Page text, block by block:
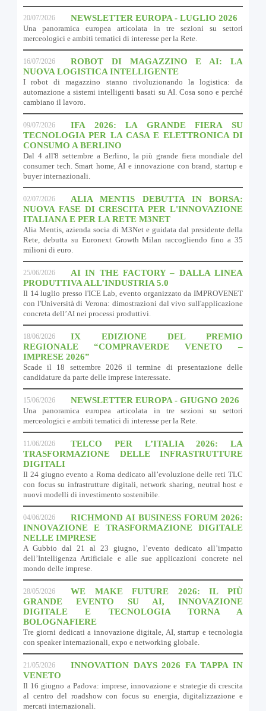
20/07/2026 NEWSLETTER EUROPA - LUGLIO 2026
Una panoramica europea articolata in tre sezioni su settori
merceologici e ambiti tematici di interesse per la Rete.
16/07/2026
ROBOT DI MAGAZZINO E AI: LA
NUOVA LOGISTICA INTELLIGENTE
I robot di magazzino stanno rivoluzionando la logistica: da
automazione a sistemi intelligenti basati su AI. Cosa sono e perché
cambiano il lavoro.
09/07/2026
IFA 2026: LA GRANDE FIERA SU
TECNOLOGIA PER LA CASA E ELETTRONICA DI
CONSUMO A BERLINO
Dal 4 all'8 settembre a Berlino, la più grande fiera mondiale del
consumer tech. Smart home, AI e innovazione con brand, startup e
buyer internazionali.
02/07/2026
ALIA MENTIS DEBUTTA IN BORSA:
NUOVA FASE DI CRESCITA PER L'INNOVAZIONE
ITALIANA E PER LA RETE M3NET
Alia Mentis, azienda socia di M3Net e guidata dal presidente della
Rete, debutta su Euronext Growth Milan raccogliendo fino a 35
milioni di euro.
25/06/2026
AI IN THE FACTORY – DALLA LINEA
PRODUTTIVA ALL’INDUSTRIA 5.0
Il 14 luglio presso l'ICE Lab, evento organizzato da IMPROVENET
con l'Università di Verona: dimostrazioni dal vivo sull'applicazione
concreta dell’AI nei processi produttivi.
18/06/2026
IX EDIZIONE DEL PREMIO
REGIONALE “COMPRAVERDE VENETO –
IMPRESE 2026”
Scade il 18 settembre 2026 il termine di presentazione delle
candidature da parte delle imprese interessate.
15/06/2026 NEWSLETTER EUROPA - GIUGNO 2026
Una panoramica europea articolata in tre sezioni su settori
merceologici e ambiti tematici di interesse per la Rete.
11/06/2026
TELCO PER L’ITALIA 2026: LA
TRASFORMAZIONE DELLE INFRASTRUTTURE
DIGITALI
Il 24 giugno evento a Roma dedicato all’evoluzione delle reti TLC
con focus su infrastrutture digitali, network sharing, neutral host e
nuovi modelli di investimento sostenibile.
04/06/2026
RICHMOND AI BUSINESS FORUM 2026:
INNOVAZIONE E TRASFORMAZIONE DIGITALE
NELLE IMPRESE
A Gubbio dal 21 al 23 giugno, l’evento dedicato all’impatto
dell’Intelligenza Artificiale e alle sue applicazioni concrete nel
mondo delle imprese.
28/05/2026
WE MAKE FUTURE 2026: IL PIÙ
GRANDE EVENTO SU AI, INNOVAZIONE
DIGITALE E TECNOLOGIA TORNA A
BOLOGNAFIERE
Tre giorni dedicati a innovazione digitale, AI, startup e tecnologia
con speaker internazionali, expo e networking globale.
21/05/2026
INNOVATION DAYS 2026 FA TAPPA IN
VENETO
Il 16 giugno a Padova: imprese, innovazione e strategie di crescita
al centro del roadshow con focus su energia, digitalizzazione e
mercati internazionali.